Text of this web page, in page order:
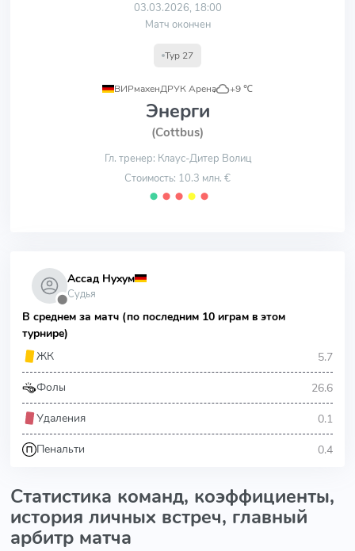
03.03.2026, 18:00
Матч окончен
Тур 27
ВИРмахенДРУК Арена
, +9 ℃
Энерги
(Cottbus)
Гл. тренер: Клаус-Дитер Волиц
Стоимость: 10.3 млн. €
⬤ ⬤ ⬤ ⬤ ⬤
⬤
Ассад Нухум
Судья
В среднем за матч (по последним 10 играм в этом
турнире)
ЖК
5.7
Фолы 26.6
Удаления 0.1
Пенальти 0.4
Статистика команд, коэффициенты,
история личных встреч, главный
арбитр матча